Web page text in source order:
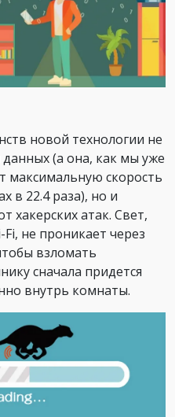
новой технологии не
(а она, как мы уже
максимальную скорость
в 22.4 раза), но и
хакерских атак. Свет,
не проникает через
взломать
сначала придется
внутрь комнаты.